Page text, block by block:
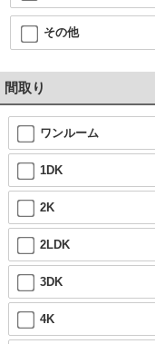
その他
間取り
ワンルーム
1DK
2K
2LDK
3DK
4K